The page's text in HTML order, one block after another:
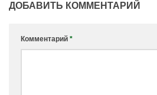
ДОБАВИТЬ КОММЕНТАРИЙ
Комментарий *